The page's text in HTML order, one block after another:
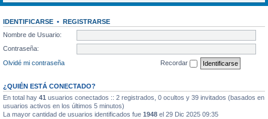
IDENTIFICARSE •
REGISTRARSE
Nombre de Usuario:
Contraseña:
Olvidé mi contraseña
Recordar
¿QUIÉN ESTÁ CONECTADO?
En total hay 41 usuarios conectados :: 2 registrados, 0 ocultos y 39 invitados (basados en
usuarios activos en los últimos 5 minutos)
La mayor cantidad de usuarios identificados fue 1948 el 29 Dic 2025 09:35